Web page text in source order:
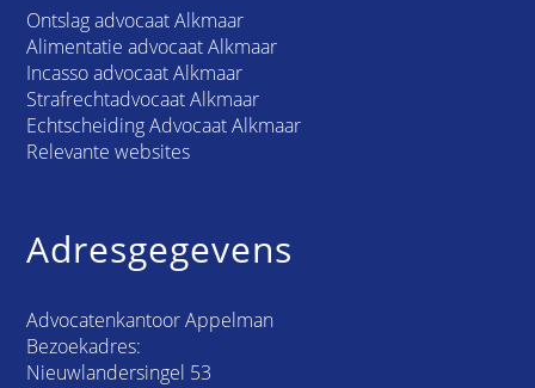
Ontslag advocaat Alkmaar
Alimentatie advocaat Alkmaar
Incasso advocaat Alkmaar
Strafrechtadvocaat Alkmaar
Echtscheiding Advocaat Alkmaar
Relevante websites
Adresgegevens
Advocatenkantoor Appelman
Bezoekadres:
Nieuwlandersingel 53